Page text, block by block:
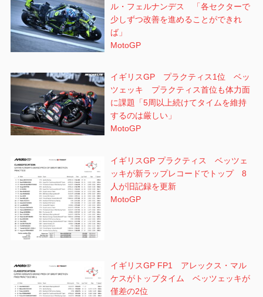
ル・フェルナンデス 「各セクターで
少しずつ改善を進めることができれ
ば」
MotoGP
イギリスGP プラクティス1位 ベッ
ツェッキ プラクティス首位も体力面
に課題「5周以上続けてタイムを維持
するのは厳しい」
MotoGP
イギリスGP プラクティス ベッツェ
ッキが新ラップレコードでトップ 8
人が旧記録を更新
MotoGP
イギリスGP FP1 アレックス・マル
ケスがトップタイム ベッツェッキが
僅差の2位